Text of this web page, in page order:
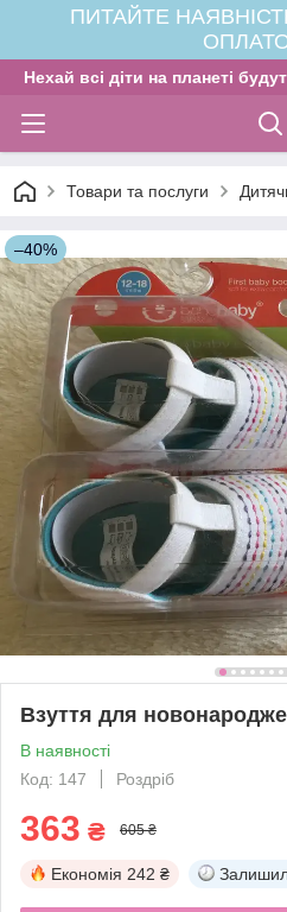
ПИТАЙТЕ
Нехай всі діти на планеті
Товари та послуги
–40%
Взуття для
В наявності
Код: 147
Роздріб
363 ₴ 605 ₴
Економія 242 ₴